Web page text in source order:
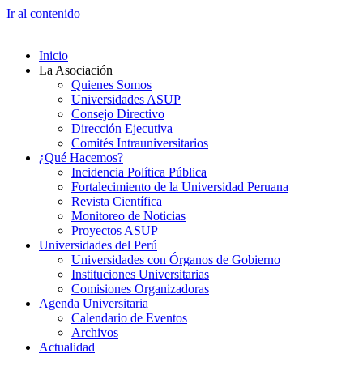
Ir al contenido
Inicio
La Asociación
Quienes Somos
Universidades ASUP
Consejo Directivo
Dirección Ejecutiva
Comités Intrauniversitarios
¿Qué Hacemos?
Incidencia Política Pública
Fortalecimiento de la Universidad Peruana
Revista Científica
Monitoreo de Noticias
Proyectos ASUP
Universidades del Perú
Universidades con Órganos de Gobierno
Instituciones Universitarias
Comisiones Organizadoras
Agenda Universitaria
Calendario de Eventos
Archivos
Actualidad